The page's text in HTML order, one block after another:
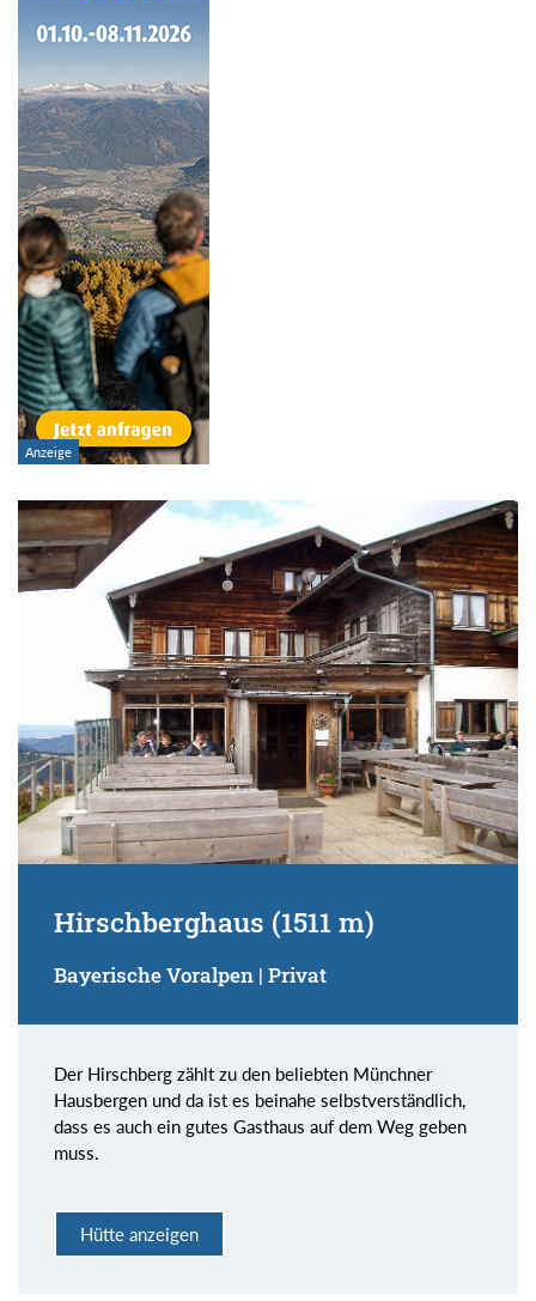
Gebirge:
Hütten-Typ:
Übernachtung:
Suchbegriff:
Hirschberghaus (1511 m)
Bayerische Voralpen | Privat
Der Hirschberg zählt zu den beliebten Münchner
Hausbergen und da ist es beinahe selbstverständlich,
dass es auch ein gutes Gasthaus auf dem Weg geben
muss.
Hütte anzeigen